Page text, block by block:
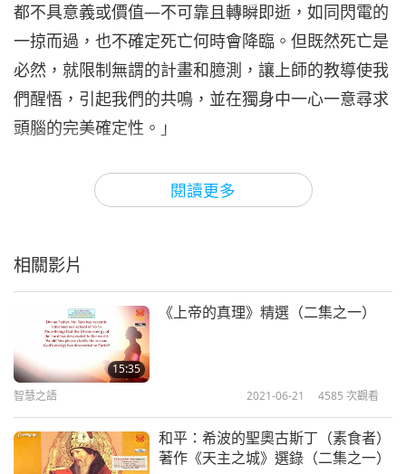
閱讀更多
都不具意義或價值—不可靠且轉瞬即逝，如同閃電的
一掠而過，也不確定死亡何時會降臨。但既然死亡是
必然，就限制無謂的計畫和臆測，讓上師的教導使我
們醒悟，引起我們的共鳴，並在獨身中一心一意尋求
頭腦的完美確定性。」
「自由與天賦難以尋得，就像優曇花，一旦得到，就
會有極大的意義—甚至勝過許願寶石。而現在我們擁
反而將我們的時間浪費在各種無聊的追求上—上師
激勵我們充分利用自由與天賦！」
「我們面臨諸多難以忍受的痛苦，而表面的快樂以其
短暫性欺騙了我們。所有被玷污的聚合體都是痛苦的
一個火坑，但由於我們不了解這一點，我們便依然執
著。」
相關影片
15:35
《上帝的真理》精選（二集之一）
智慧之語 2021-06-21 4585 次觀看
和平：希波的聖奧古斯丁（素食者）
著作《天主之城》選錄（二集之一）